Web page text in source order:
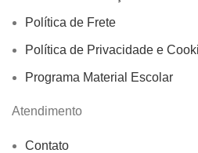
Política de Frete
Política de Privacidade e
Programa Material Escolar
Atendimento
Contato